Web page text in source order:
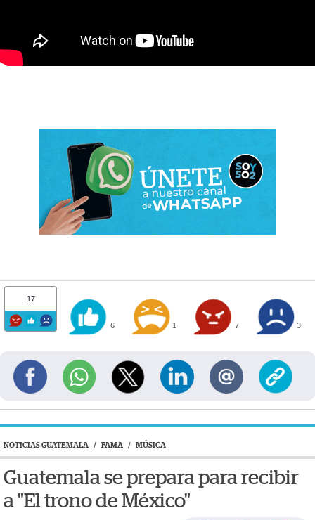
17
6 1 7 3
NOTICIAS GUATEMALA / FAMA / MÚSICA
Guatemala se prepara para recibir
a "El trono de México"